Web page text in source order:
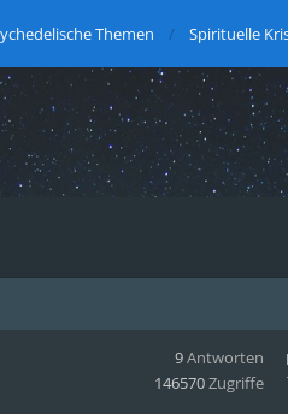
Themen Spirituelle
9Antworten
146570Zugriffe